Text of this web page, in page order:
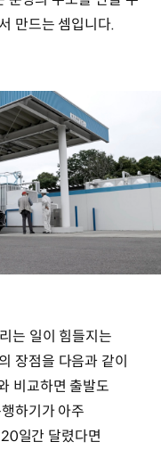
만드는 셈입니다.
는 일이 힘들지는
장점을 다음과 같이
비교하면 출발도
하기가 아주
일간 달렸다면